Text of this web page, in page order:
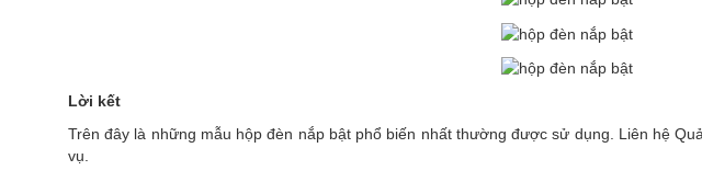
Lời kết
Trên đây là những mẫu hộp đèn nắp bật phổ biến nhất thường được sử dụng. Liên hệ
vụ.